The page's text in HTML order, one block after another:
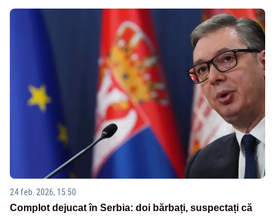
24 feb. 2026, 15:50
Complot dejucat în Serbia: doi bărbați, suspectați că